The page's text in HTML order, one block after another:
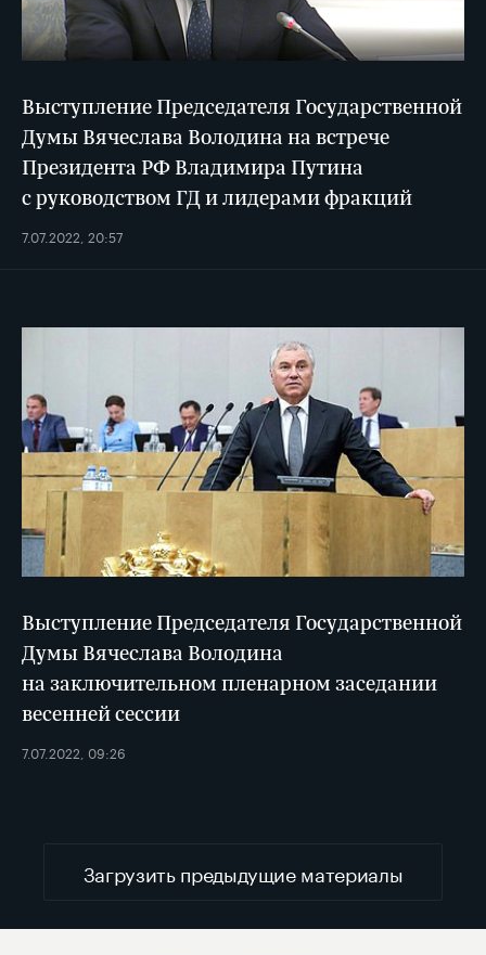
Выступление Председателя Государственной
Думы Вячеслава Володина на встрече
Президента РФ Владимира Путина
с руководством ГД и лидерами фракций
7.07.2022, 20:57
Выступление Председателя Государственной
Думы Вячеслава Володина
на заключительном пленарном заседании
весенней сессии
7.07.2022, 09:26
Загрузить предыдущие материалы